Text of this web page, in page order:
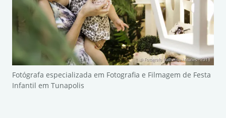
Fotógrafa especializada em Fotografia e Filmagem de Festa
Infantil em Tunapolis